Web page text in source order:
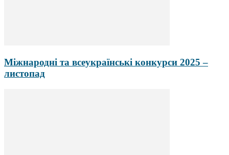
Міжнародні та всеукраїнські конкурси 2025 –
листопад